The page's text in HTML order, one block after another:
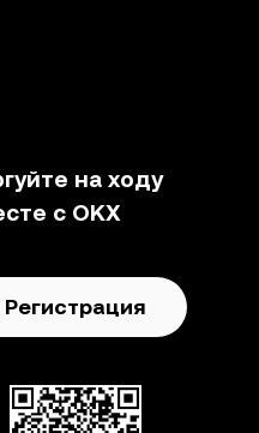
на ходу
с OKX
Регистрация